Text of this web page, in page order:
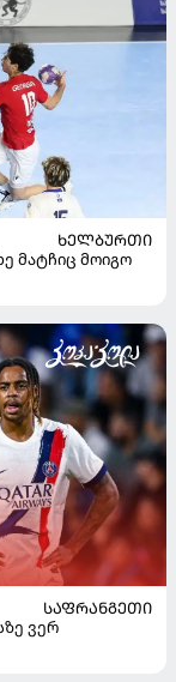
ᲮᲔᲚᲑᲣᲠᲗᲘ
მატჩიც მოიგო
ᲡᲐᲤᲠᲐᲜᲒᲔᲗᲘ
ვერ